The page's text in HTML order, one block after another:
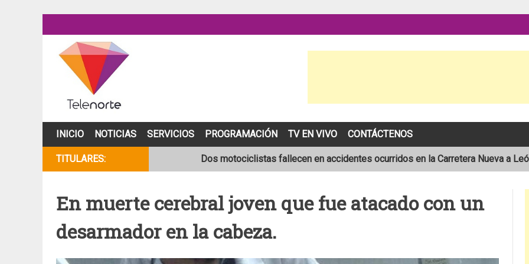
to
content
INICIO NOTICIAS SERVICIOS PROGRAMACIÓN TV EN VIVO CONTÁCTENOS
TITULARES: Dos motociclistas fallecen en accidentes ocurridos en la Carretera Nueva a
NOAA mantiene pronóstico de una temporada de huracanes por debajo de lo
En muerte cerebral joven que fue atacado con un
desarmador en la cabeza.